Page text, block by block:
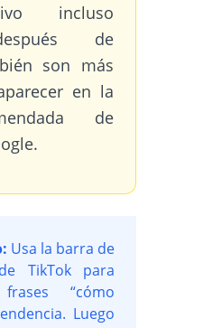
incluso
de
son más
en la
de
Usa la barra de
TikTok para
“cómo
Luego